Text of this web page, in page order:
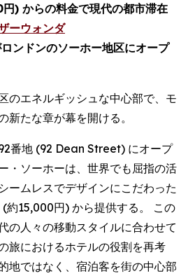
) からの料金で現代の都市滞在
ーウォンダ
ンドンのソーホー地区にオープ
のエネルギッシュな中心部で、モ
新たな章が幕を開ける。
番地 (92 Dean Street) にオープ
・ソーホーは、世界でも屈指の活
ームレスでデザインにこだわった
約15,000円) から提供する。 この
の人々の移動スタイルに合わせて
旅におけるホテルの役割を再考
地ではなく、宿泊客を街の中心部